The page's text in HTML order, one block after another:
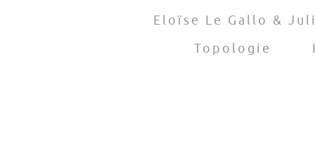
Eloïse Le Gallo &
Topologie